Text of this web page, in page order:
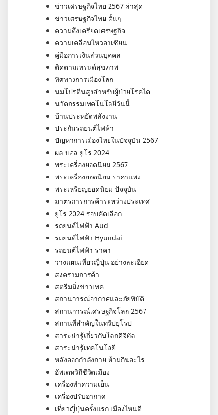
ข่าวเศรษฐกิจไทย 2567 ล่าสุด
ข่าวเศรษฐกิจไทย สั้นๆ
ความตึงเครียดเศรษฐกิจ
ความเคลื่อนไหวอาเซียน
คู่มือการเงินส่วนบุคคล
ติดตามเทรนด์สุขภาพ
ทิศทางการเมืองโลก
นมโปรตีนสูงสำหรับผู้ป่วยโรคไต
นวัตกรรมเทคโนโลยีวันนี้
บ้านประหยัดพลังงาน
ประกันรถยนต์ไฟฟ้า
ปัญหาการเมืองไทยในปัจจุบัน 2567
ผล บอล ยูโร 2024
พระเครื่องยอดนิยม 2567
พระเครื่องยอดนิยม ราคาแพง
พระเหรียญยอดนิยม ปัจจุบัน
มาตรการการค้าระหว่างประเทศ
ยูโร 2024 รอบคัดเลือก
รถยนต์ไฟฟ้า Audi
รถยนต์ไฟฟ้า Hyundai
รถยนต์ไฟฟ้า ราคา
วางแผนเที่ยวญี่ปุ่น อย่างละเอียด
สงครามการค้า
สตรีมมิ่งข่าวเทค
สถานการณ์อากาศและภัยพิบัติ
สถานการณ์เศรษฐกิจโลก 2567
สถานที่สำคัญในทวีปยุโรป
สาระน่ารู้เกี่ยวกับโลกดิจิทัล
สาระน่ารู้เทคโนโลยี
หลังออกกําลังกาย ห้ามกินอะไร
อัพเดทวิถีชีวิตเมือง
เครื่องทำความเย็น
เครื่องปรับอากาศ
เที่ยวญี่ปุ่นครั้งแรก เมืองไหนดี